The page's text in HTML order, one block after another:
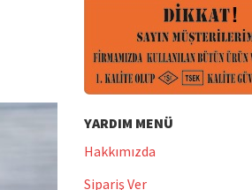
YARDIM MENÜ
Hakkımızda
Sipariş Ver